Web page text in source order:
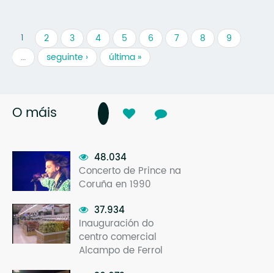
1 2 3 4 5 6 7 8
9
…
seguinte › última »
O máis
48.034
Concerto de Prince na
Coruña en 1990
37.934
Inauguración do
centro comercial
Alcampo de Ferrol